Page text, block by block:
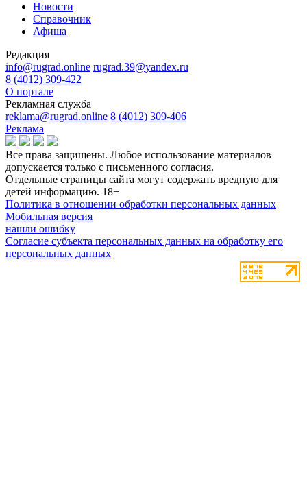
Новости
Справочник
Афиша
Редакция
info@rugrad.online rugrad.39@yandex.ru
8 (4012) 309-422
О портале
Рекламная служба
reklama@rugrad.online 8 (4012) 309-406
Реклама
Все права защищены. Любое использование материалов
допускается только с письменного согласия.
Отдельные страницы сайта могут содержать вредную для
детей информацию. 18+
Политика в отношении обработки персональных данных
Мобильная версия
нашли ошибку
Согласие субъекта персональных данных на обработку его
персональных данных